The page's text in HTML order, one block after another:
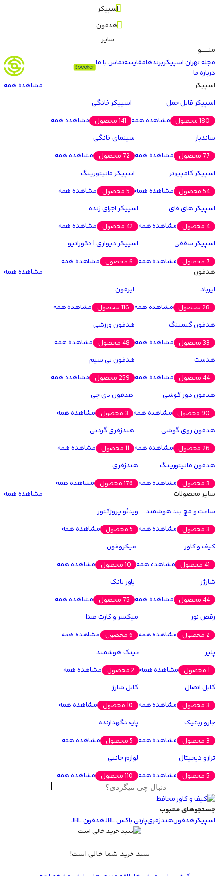
اسپیکر
هدفون
سایر
منـــــــو
مجله تهران اسپیکربرندهامقایسهتماس با ما
درباره ما
اسپیکر
مشاهده همه
اسپیکر قابل حمل
180 محصول
مشاهده همه
اسپیکر خانگی
141 محصول
مشاهده همه
ساندبار
77 محصول
مشاهده همه
سینمای خانگی
72 محصول
مشاهده همه
اسپیکر کامپیوتر
54 محصول
مشاهده همه
اسپیکر مانیتورینگ
5 محصول
مشاهده همه
اسپیکر های فای
4 محصول
مشاهده همه
اسپیکر اجرای زنده
42 محصول
مشاهده همه
اسپیکر سقفی
7 محصول
مشاهده همه
اسپیکر دیواری | دکوراتیو
6 محصول
مشاهده همه
هدفون
مشاهده همه
ایرباد
28 محصول
مشاهده همه
ایرفون
116 محصول
مشاهده همه
هدفون گیمینگ
33 محصول
مشاهده همه
هدفون ورزشی
48 محصول
مشاهده همه
هدست
44 محصول
مشاهده همه
هدفون بی سیم
259 محصول
مشاهده همه
هدفون دور گوشی
90 محصول
مشاهده همه
هدفون دی جی
3 محصول
مشاهده همه
هدفون روی گوشی
26 محصول
مشاهده همه
هندزفری گردنی
11 محصول
مشاهده همه
هدفون مانیتورینگ
3 محصول
مشاهده همه
هندزفری
176 محصول
مشاهده همه
سایر محصولات
مشاهده همه
ساعت و مچ بند هوشمند
3 محصول
مشاهده همه
ویدئو پروژکتور
5 محصول
مشاهده همه
کیف و کاور
41 محصول
مشاهده همه
میکروفون
10 محصول
مشاهده همه
شارژر
44 محصول
مشاهده همه
پاور بانک
75 محصول
مشاهده همه
رقص نور
2 محصول
مشاهده همه
میکسر و کارت صدا
6 محصول
مشاهده همه
پلیر
1 محصول
مشاهده همه
عینک هوشمند
2 محصول
مشاهده همه
کابل اتصال
3 محصول
مشاهده همه
کابل شارژ
10 محصول
مشاهده همه
جارو رباتیک
3 محصول
مشاهده همه
پایه نگهدارنده
5 محصول
مشاهده همه
ترازو دیجیتال
5 محصول
مشاهده همه
لوازم جانبی
110 محصول
مشاهده همه
جستجوهای محبوب
اسپیکرهدفونهندزفریپارتی باکس JBL هدفون JBL
سبد خرید شما خالی است!